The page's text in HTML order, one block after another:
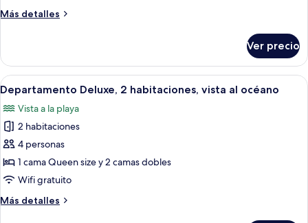
al
Más detalles
Más
estándar,
vista
al
océano
Ver precio
Abrir
todas
las
fotos
de
Departamento
Deluxe,
habitaciones,
Una cama bien hecha con una
7
Departamento Deluxe, 2 habitaciones, vista al océano
Vista a la playa
2 habitaciones
4 personas
1 cama Queen size y 2 camas dobles
Wifi gratuito
Más detalles
Más